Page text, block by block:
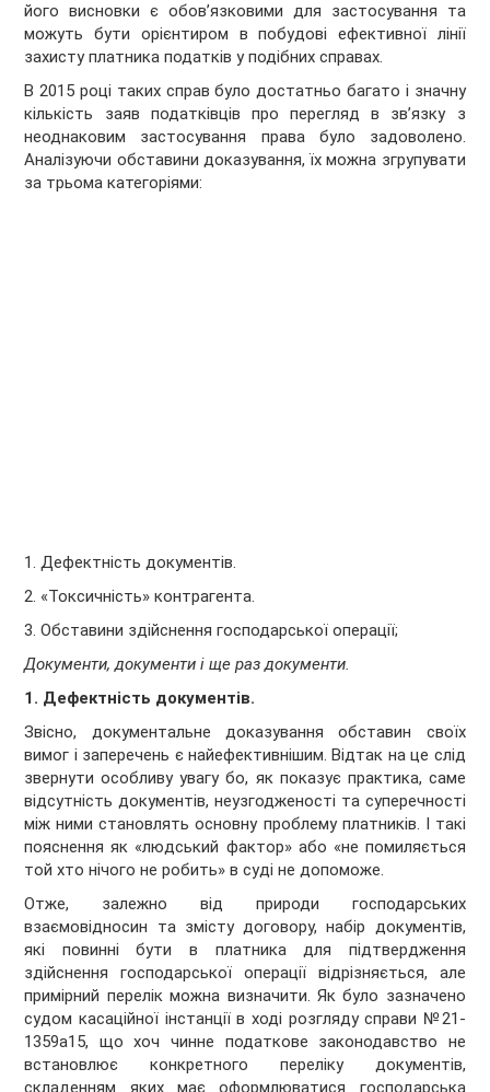
його висновки є обов’язковими для застосування та
можуть бути орієнтиром в побудові ефективної лінії
захисту платника податків у подібних справах.
В 2015 році таких справ було достатньо багато і значну
кількість заяв податківців про перегляд в зв’язку з
неоднаковим застосування права було задоволено.
Аналізуючи обставини доказування, їх можна згрупувати
за трьома категоріями:
1. Дефектність документів.
2. «Токсичність» контрагента.
3. Обставини здійснення господарської операції;
Документи, документи і ще раз документи.
1. Дефектність документів.
Звісно, документальне доказування обставин своїх
вимог і заперечень є найефективнішим. Відтак на це слід
звернути особливу увагу бо, як показує практика, саме
відсутність документів, неузгодженості та суперечності
між ними становлять основну проблему платників. І такі
пояснення як «людський фактор» або «не помиляється
той хто нічого не робить» в суді не допоможе.
Отже, залежно від природи господарських
взаємовідносин та змісту договору, набір документів,
які повинні бути в платника для підтвердження
здійснення господарської операції відрізняється, але
примірний перелік можна визначити. Як було зазначено
судом касаційної інстанції в ході розгляду справи №21-
1359а15, що хоч чинне податкове законодавство не
встановлює конкретного переліку документів,
складенням яких має оформлюватися господарська